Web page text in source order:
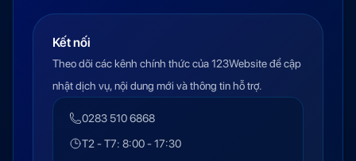
Kết nối
Theo dõi các kênh chính thức của 123Website để cập
nhật dịch vụ, nội dung mới và thông tin hỗ trợ.
0283 510 6868
T2 - T7: 8:00 - 17:30